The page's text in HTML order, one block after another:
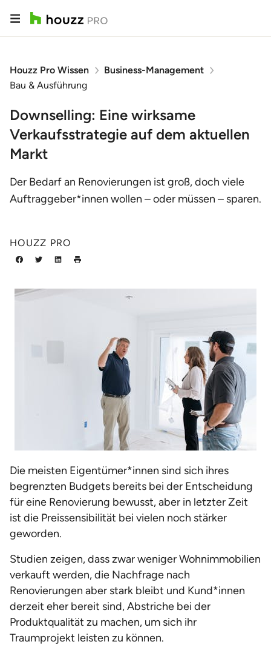
Houzz Pro Wissen
Business-Management
Bau & Ausführung
Downselling: Eine wirksame
Verkaufsstrategie auf dem aktuellen
Markt
Der Bedarf an Renovierungen ist groß, doch viele
Auftraggeber*innen wollen – oder müssen – sparen.
HOUZZ PRO
Die meisten Eigentümer*innen sind sich ihres
begrenzten Budgets bereits bei der Entscheidung
für eine Renovierung bewusst, aber in letzter Zeit
ist die Preissensibilität bei vielen noch stärker
geworden.
Studien zeigen, dass zwar weniger Wohnimmobilien
verkauft werden, die Nachfrage nach
Renovierungen aber stark bleibt und Kund*innen
derzeit eher bereit sind, Abstriche bei der
Produktqualität zu machen, um sich ihr
Traumprojekt leisten zu können.